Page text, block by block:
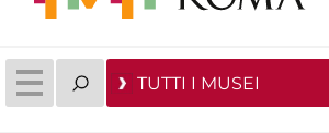
TUTTI I MUSEI